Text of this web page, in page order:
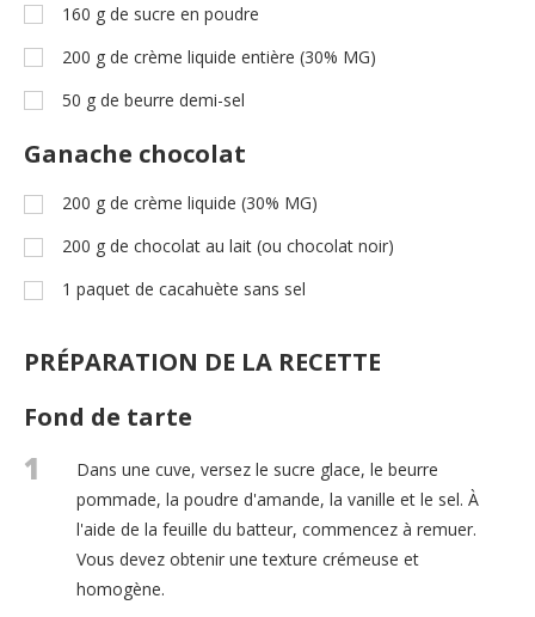
160 g de sucre en poudre
200 g de crème liquide entière (30% MG)
50 g de beurre demi-sel
Ganache chocolat
200 g de crème liquide (30% MG)
200 g de chocolat au lait (ou chocolat noir)
1 paquet de cacahuète sans sel
PRÉPARATION DE LA RECETTE
Fond de tarte
1
Dans une cuve, versez le sucre glace, le beurre
pommade, la poudre d'amande, la vanille et le sel. À
l'aide de la feuille du batteur, commencez à remuer.
Vous devez obtenir une texture crémeuse et
homogène.